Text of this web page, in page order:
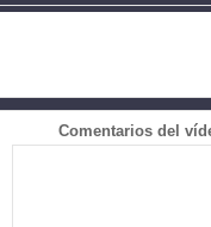
Comentarios del